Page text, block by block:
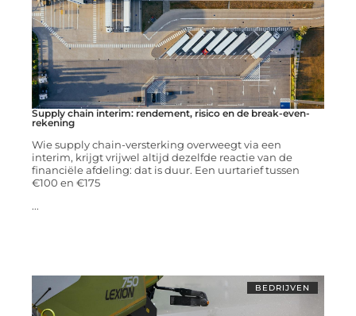
Supply chain interim: rendement, risico en de break-even-
rekening
Wie supply chain-versterking overweegt via een
interim, krijgt vrijwel altijd dezelfde reactie van de
financiële afdeling: dat is duur. Een uurtarief tussen
€100 en €175
...
BEDRIJVEN